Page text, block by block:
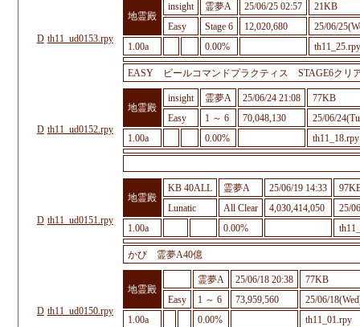
D th11_ud0153.rpy
地霊殿
insight 霊夢A 25/06/25 02:57
21KB
Easy
Stage 6 12,020,680
25/06/
1.00a
0.00% th11_25.rpy
EASY ビールコマンドプラクティス STAGE6クリ
D th11_ud0152.rpy
地霊殿
insight 霊夢A 25/06/24 21:08
77KB
Easy
1 ～ 6 70,048,130
25/06/
1.00a
0.00% th11_18.rpy
D th11_ud0151.rpy
地霊殿
KB 40ALL 霊夢A 25/06/19 14:33
Lunatic
All Clear 4,030,414,050
25/
1.00a
0.00%
かび 霊夢A40億
D th11_ud0150.rpy
地霊殿
霊夢A 25/06/18 20:38
77KB
Easy
1 ～ 6 73,959,560
25/06/
1.00a
0.00% th11_01.rpy